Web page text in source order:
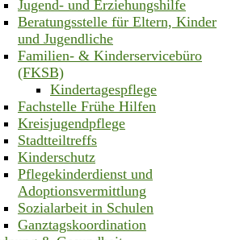
Jugend- und Erziehungshilfe
Beratungsstelle für Eltern, Kinder
und Jugendliche
Familien- & Kinderservicebüro
(FKSB)
Kindertagespflege
Fachstelle Frühe Hilfen
Kreisjugendpflege
Stadtteiltreffs
Kinderschutz
Pflegekinderdienst und
Adoptionsvermittlung
Sozialarbeit in Schulen
Ganztagskoordination